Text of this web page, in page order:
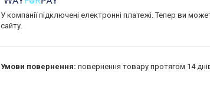
У компанії підключені електронні платежі. Тепер ви
сайту.
повернення товару протягом 14